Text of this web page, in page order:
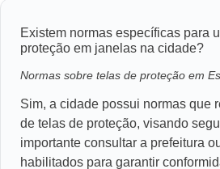
Existem normas específicas para
proteção em janelas na cidade?
Normas sobre telas de proteção em
Sim, a cidade possui normas que
de telas de proteção, visando
importante consultar a prefeitura
habilitados para garantir